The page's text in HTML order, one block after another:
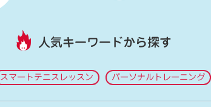
人気キーワードから探す
スマートテニスレッスン パーソナルトレーニング